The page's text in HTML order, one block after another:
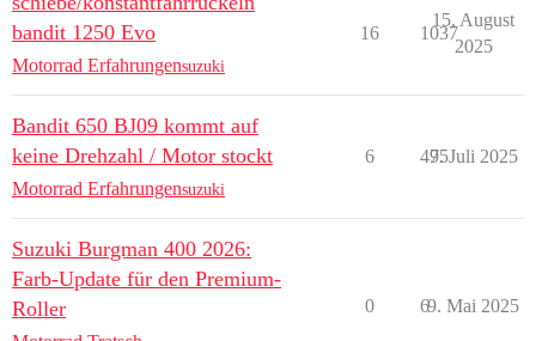
bandit 1250 Evo
Motorrad Erfahrungensuzuki
16 1037
15. August
2025
Bandit 650 BJ09 kommt auf
keine Drehzahl / Motor stockt
Motorrad Erfahrungensuzuki
6 475
9. Juli 2025
Suzuki Burgman 400 2026:
Farb-Update für den Premium-
Roller
0 69. Mai 2025